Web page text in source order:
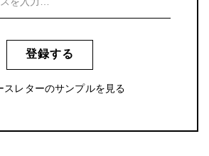
登録する
スレターのサンプルを見る